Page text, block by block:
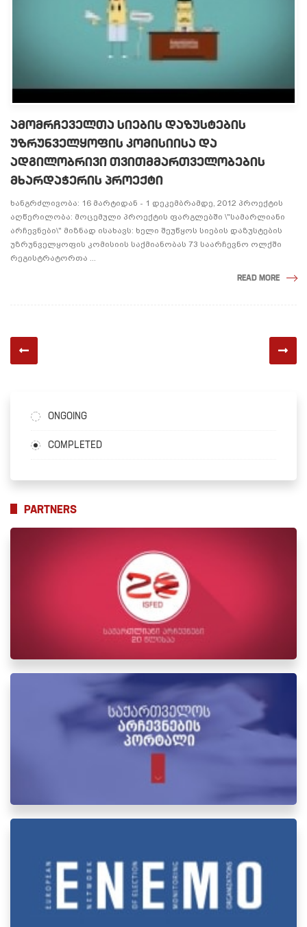
ᲐᲛᲝᲛᲠᲩᲔᲕᲔᲚᲗᲐ ᲡᲘᲔᲑᲘᲡ ᲓᲐᲖᲣᲡᲢᲔᲑᲘᲡ
ᲣᲖᲠᲣᲜᲕᲔᲚᲧᲝᲤᲘᲡ ᲙᲝᲛᲘᲡᲘᲘᲡᲐ ᲓᲐ
ᲐᲓᲒᲘᲚᲝᲑᲠᲘᲕᲘ ᲗᲕᲘᲗᲛᲛᲐᲠᲗᲕᲔᲚᲝᲑᲔᲑᲘᲡ
ᲛᲮᲐᲠᲓᲐᲭᲔᲠᲘᲡ ᲞᲠᲝᲔᲥᲢᲘ
ხანგრძლივობა: 16 მარტიდან - 1 დეკემბრამდე, 2012 პროექტის
აღწერილობა: მოცემული პროექტის ფარგლებში \"სამარლიანი
არჩევნები\" მიზნად ისახავს: ხელი შეუწყოს სიების დაზუსტების
უზრუნველყოფის კომისიის საქმიანობას 73 საარჩევნო ოლქში
რეგისტრატორთა ...
READ MORE
ONGOING
COMPLETED
PARTNERS